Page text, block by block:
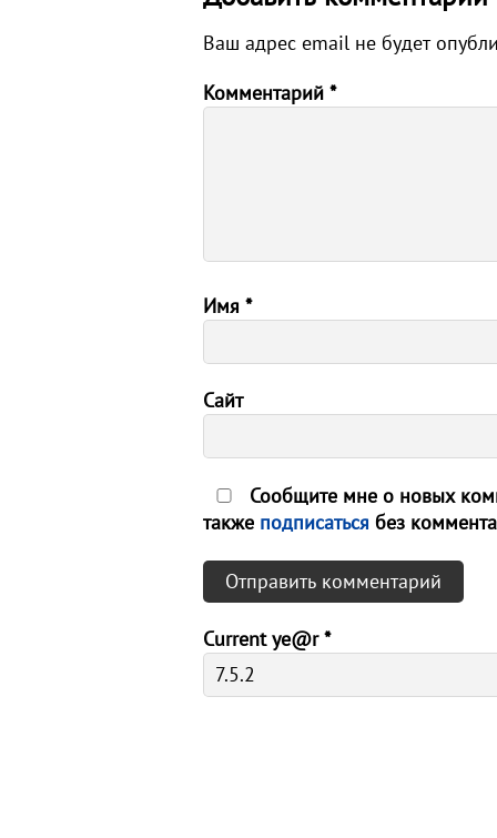
Ваш адрес email не будет
Комментарий *
Имя *
Сайт
Сообщите мне о новых
также подписаться без
Current ye@r*